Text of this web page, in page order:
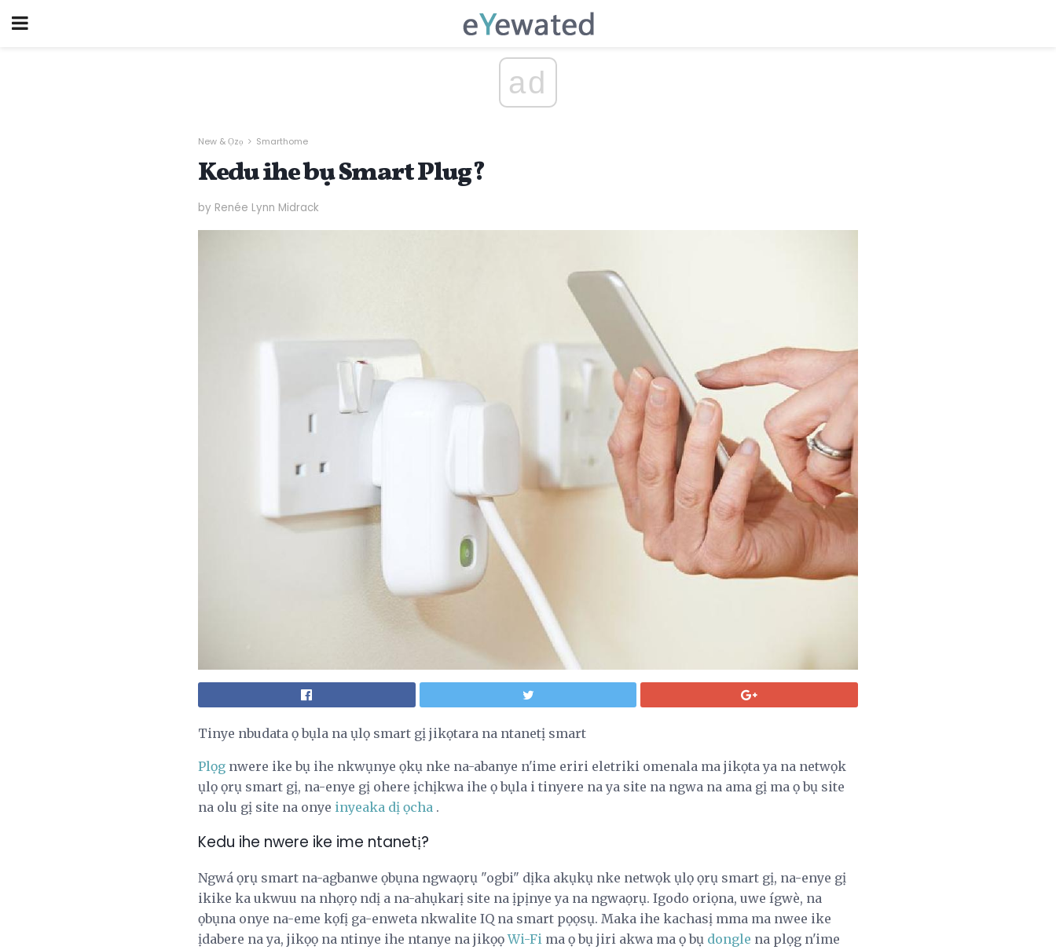
ad
New & Ọzọ Smarthome
Kedu ihe bụ Smart Plug?
by Renée Lynn Midrack
Tinye nbudata ọ bụla na ụlọ smart gị jikọtara na ntanetị smart
Plọg nwere ike bụ ihe nkwụnye ọkụ nke na-abanye n'ime eriri eletriki omenala ma jikọta ya na netwọk
ụlọ ọrụ smart gị, na-enye gị ohere ịchịkwa ihe ọ bụla i tinyere na ya site na ngwa na ama gị ma ọ bụ site
na olu gị site na onye inyeaka dị ọcha .
Kedu ihe nwere ike ime ntanetị?
Ngwá ọrụ smart na-agbanwe ọbụna ngwaọrụ "ogbi" dịka akụkụ nke netwọk ụlọ ọrụ smart gị, na-enye gị
ikike ka ukwuu na nhọrọ ndị a na-ahụkarị site na ịpịnye ya na ngwaọrụ. Igodo oriọna, uwe ígwè, na
ọbụna onye na-eme kọfị ga-enweta nkwalite IQ na smart pọọsụ. Maka ihe kachasị mma ma nwee ike
ịdabere na ya, jikọọ na ntinye ihe ntanye na jikọọWi-Fi ma ọ bụ jiri akwa ma ọ bụ dongle na plọg n'ime